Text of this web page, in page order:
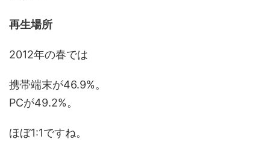
再生場所
2012年の春では
携帯端末が46.9%。
PCが49.2%。
ほぼ1:1ですね。